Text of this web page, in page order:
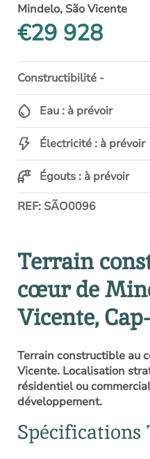
Mindelo, São Vicente
€29 928
Constructibilité -
Eau : à prévoir
Électricité : à prévoir
Égouts : à prévoir
REF: SÃO0096
Terrain
cœur de
Vicente,
Terrain constructible au
Vicente. Localisation
résidentiel ou
développement.
Spécifications